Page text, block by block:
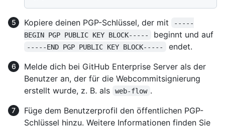
Kopiere deinen PGP-Schlüssel, der mit
-----
BEGIN PGP PUBLIC KEY BLOCK-----
beginnt und auf
-----END PGP PUBLIC KEY BLOCK-----
endet.
Melde dich bei GitHub Enterprise Server als der
Benutzer an, der für die Webcommitsignierung
erstellt wurde, z. B. als
web-flow .
Füge dem Benutzerprofil den öffentlichen PGP-
Schlüssel hinzu. Weitere Informationen finden Sie